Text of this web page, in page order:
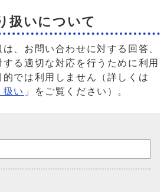
扱いについて
、お問い合わせに対する回答、
する適切な対応を行うために利用
的では利用しません（詳しくは
扱い 」をご覧ください）。